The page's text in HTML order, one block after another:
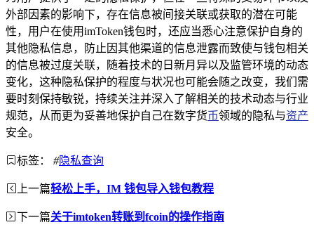
外部因素的影响下，存在信息被间接关联或获取的潜在可能
性，用户在使用imToken钱包时，还应当悉心注意保护自身的
其他隐私信息，防止因其他渠道的信息泄露而致使与钱包相关
的信息被过度关联，随着技术的日新月异以及监管环境的动态
变化，这种隐私保护的程度与状况也可能会随之改变，我们需
要时刻保持敏锐，持续关注并深入了解相关的技术动态与行业
规范，从而更为妥善地保护自己在数字货币领域的隐私与资产
安全。
标签： #隐私查询
上一篇轻松上手，IM 钱包导入钱包教程
下一篇关于imtoken转账到fcoin的操作指南